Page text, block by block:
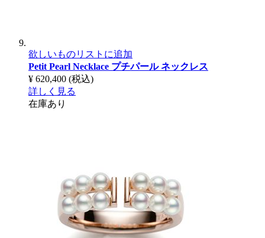
欲しいものリストに追加
Petit Pearl Necklace プチパール ネックレス
¥ 620,400 (税込)
詳しく見る
在庫あり